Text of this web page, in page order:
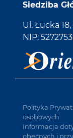
Siedziba
Ul. Łucka
NIP:
Polityka
osobowych
Informacja
obecnych i